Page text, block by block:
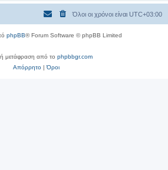
Όλοι οι χρόνοι είναι UTC+03:00
phpBB® Forum Software © phpBB Limited
μετάφραση από το phpbbgr.com
Απόρρητο|Όροι